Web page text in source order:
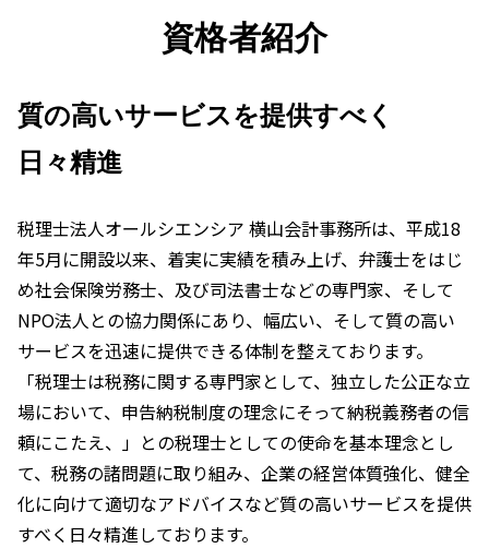
資格者紹介
質の高いサービスを提供すべく
日々精進
税理士法人オールシエンシア 横山会計事務所は、平成18
年5月に開設以来、着実に実績を積み上げ、弁護士をはじ
め社会保険労務士、及び司法書士などの専門家、そして
NPO法人との協力関係にあり、幅広い、そして質の高い
サービスを迅速に提供できる体制を整えております。
「税理士は税務に関する専門家として、独立した公正な立
場において、申告納税制度の理念にそって納税義務者の信
頼にこたえ、」との税理士としての使命を基本理念とし
て、税務の諸問題に取り組み、企業の経営体質強化、健全
化に向けて適切なアドバイスなど質の高いサービスを提供
すべく日々精進しております。